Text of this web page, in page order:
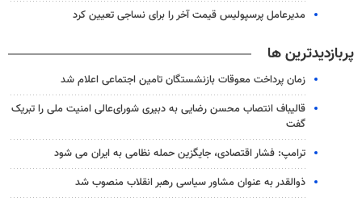
مدیرعامل پرسپولیس قیمت آخر را برای نساجی تعیین کرد
پربازدیدترین ها
زمان پرداخت معوقات بازنشستگان تامین اجتماعی اعلام شد
قالیباف انتصاب محسن رضایی به دبیری شورای‌عالی امنیت ملی را تبریک
گفت
ترامپ: فشار اقتصادی، جایگزین حمله نظامی به ایران می شود
ذوالقدر به عنوان مشاور سیاسی رهبر انقلاب منصوب شد